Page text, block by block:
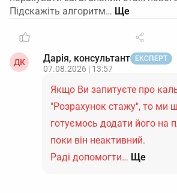
Підскажіть алгоритм…
ДК Дарія, консультант ЕКСПЕРТ
07.08.2026 | 13:57
Якщо Ви запитуєте про
"Розрахунок стажу", то ми
готуємось додати його на
поки він неактивний.
Раді допомогти… Ще